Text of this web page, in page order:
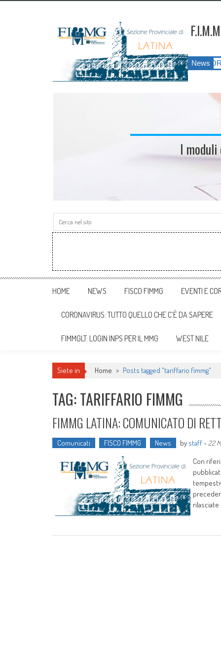
News
LATINA ANNO 2026 || SIATESS E CORSI DI
I
HOME NEWS FISCO FIMMG EVENTI E
CORONAVIRUS: TUTTO QUELLO CHE C’È DA SAPERE
FIMMGLT: LOGIN INPS PER IL MMG WEST NILE
Siete in Home > Posts tagged "tariffario fimmg"
TAG: TARIFFARIO FIMMG
FIMMG LATINA: COMUNICATO DI
Comunicati FISCO FIMMG News by staff- 22
Con